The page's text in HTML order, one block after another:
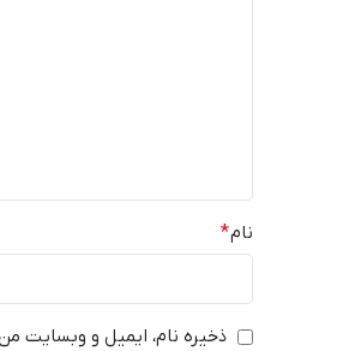
نام*
ذخیره نام، ایمیل و وبسایت